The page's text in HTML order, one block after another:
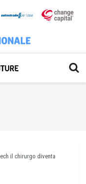
il chirurgo diventa